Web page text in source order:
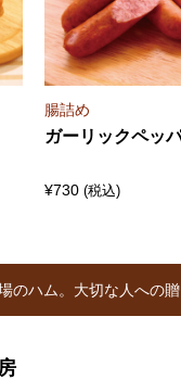
腸詰め
ガーリックペッ
¥730 (税込)
のハム。大切な人への